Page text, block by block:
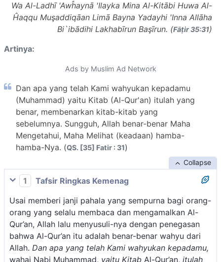
Wa Al-Ladhī 'Awĥaynā 'Ilayka Mina Al-Kitābi Huwa Al-
Ĥaqqu Muşaddiqāan Limā Bayna Yadayhi 'Inna Allāha
Bi`ibādihi Lakhabīrun Başīrun. (Fāṭir 35:31)
Artinya:
Ads by Muslim Ad Network
Dan apa yang telah Kami wahyukan kepadamu
(Muhammad) yaitu Kitab (Al-Qur'an) itulah yang
benar, membenarkan kitab-kitab yang
sebelumnya. Sungguh, Allah benar-benar Maha
Mengetahui, Maha Melihat (keadaan) hamba-
hamba-Nya. (QS. [35] Fatir : 31)
Collapse
1
Tafsir Ringkas Kemenag
Usai memberi janji pahala yang sempurna bagi orang-
orang yang selalu membaca dan mengamalkan Al-
Qur’an, Allah lalu menyusuli-nya dengan penegasan
bahwa Al-Qur’an itu adalah benar-benar wahyu dari
Allah. Dan apa yang telah Kami wahyukan kepadamu,
wahai Nabi Muhammad, yaitu Kitab Al-Qur’an, itulah